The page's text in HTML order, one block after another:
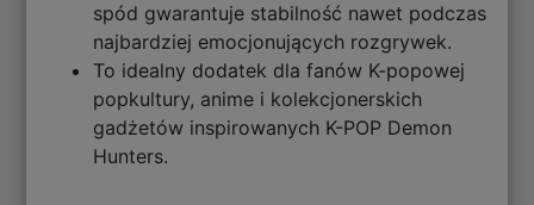
spód gwarantuje stabilność nawet podczas
najbardziej emocjonujących rozgrywek.
To idealny dodatek dla fanów K-popowej
popkultury, anime i kolekcjonerskich
gadżetów inspirowanych K-POP Demon
Hunters.